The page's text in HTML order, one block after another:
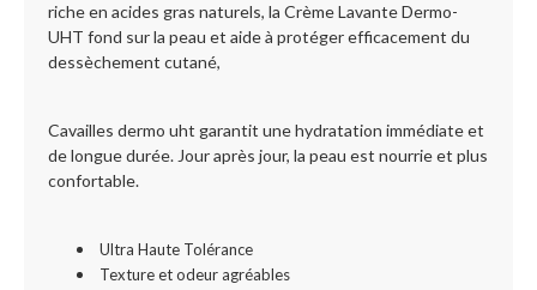
riche en acides gras naturels, la Crème Lavante Dermo-
UHT fond sur la peau et aide à protéger efficacement du
dessèchement cutané,
Cavailles dermo uht garantit une hydratation immédiate et
de longue durée. Jour après jour, la peau est nourrie et plus
confortable.
Ultra Haute Tolérance
Texture et odeur agréables